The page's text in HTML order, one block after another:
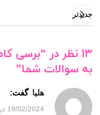
جدیدتر
13 نظر در “
برسی
به سوالات شما”
هلیا گفت:
19/02/2024 در 11:30